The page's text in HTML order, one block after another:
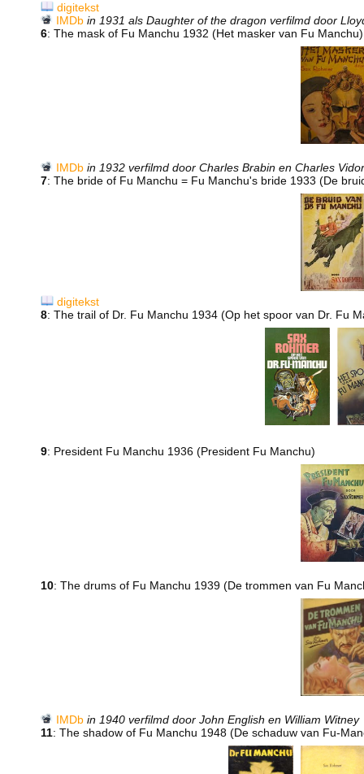
digitekst
IMDb in 1931 als Daughter of the dragon verfilmd door
6: The mask of Fu Manchu 1932 (Het masker van Fu Manchu)
IMDb in 1932 verfilmd door Charles Brabin en Charles Vidor
7: The bride of Fu Manchu = Fu Manchu's bride 1933 (De
digitekst
8: The trail of Dr. Fu Manchu 1934 (Op het spoor van Dr. Fu
9: President Fu Manchu 1936 (President Fu Manchu)
10: The drums of Fu Manchu 1939 (De trommen van Fu
IMDb in 1940 verfilmd door John English en William Witney
11: The shadow of Fu Manchu 1948 (De schaduw van Fu-